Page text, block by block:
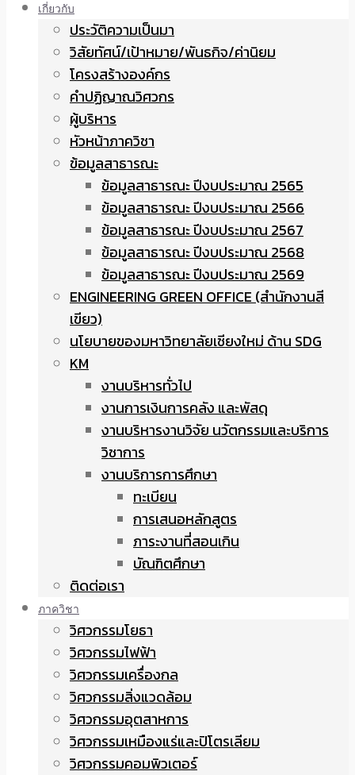
เกี่ยวกับ
ประวัติความเป็นมา
วิสัยทัศน์/เป้าหมาย/พันธกิจ/ค่านิยม
โครงสร้างองค์กร
คำปฏิญาณวิศวกร
ผู้บริหาร
หัวหน้าภาควิชา
ข้อมูลสาธารณะ
ข้อมูลสาธารณะ ปีงบประมาณ 2565
ข้อมูลสาธารณะ ปีงบประมาณ 2566
ข้อมูลสาธารณะ ปีงบประมาณ 2567
ข้อมูลสาธารณะ ปีงบประมาณ 2568
ข้อมูลสาธารณะ ปีงบประมาณ 2569
ENGINEERING GREEN OFFICE (สำนักงานสี
เขียว)
นโยบายของมหาวิทยาลัยเชียงใหม่ ด้าน SDG
KM
งานบริหารทั่วไป
งานการเงินการคลัง และพัสดุ
งานบริหารงานวิจัย นวัตกรรมและบริการ
วิชาการ
งานบริการการศึกษา
ทะเบียน
การเสนอหลักสูตร
ภาระงานที่สอนเกิน
บัณฑิตศึกษา
ติดต่อเรา
ภาควิชา
วิศวกรรมโยธา
วิศวกรรมไฟฟ้า
วิศวกรรมเครื่องกล
วิศวกรรมสิ่งแวดล้อม
วิศวกรรมอุตสาหการ
วิศวกรรมเหมืองแร่และปิโตรเลียม
วิศวกรรมคอมพิวเตอร์